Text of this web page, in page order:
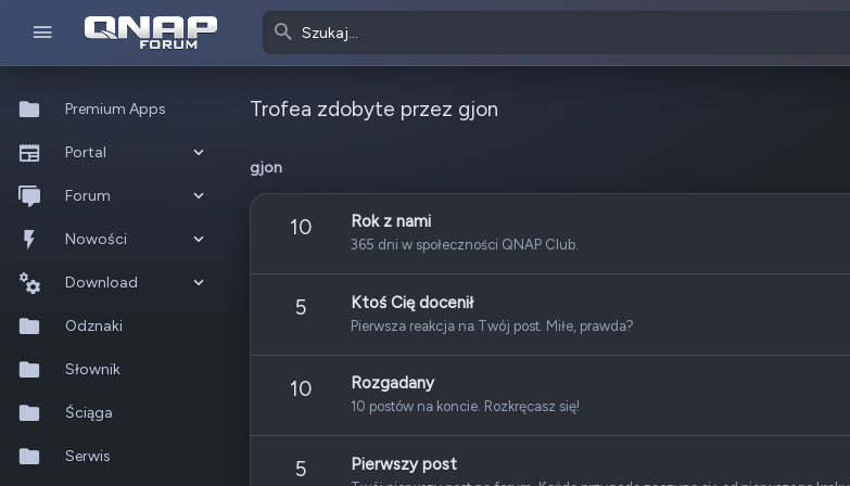
Premium Apps
Portal
Co nowego?
Ostatnia aktywność
Forum
Nowe posty
Popularne
Szukaj na forum
Nowości
Nowe posty
Wszystkie posty
Nowe zasoby
Ostatnia aktywność
Download
Szukaj zasobów
Odznaki
Słownik
Ściąga
Serwis
Trofea zdobyte przez gjon
gjon
10 Rok z nami
365 dni w społeczności QNAP Club.
5 Ktoś Cię docenił
Pierwsza reakcja na Twój post. Miłe, prawda?
10 Rozgadany
10 postów na koncie. Rozkręcasz się!
5 Pierwszy post